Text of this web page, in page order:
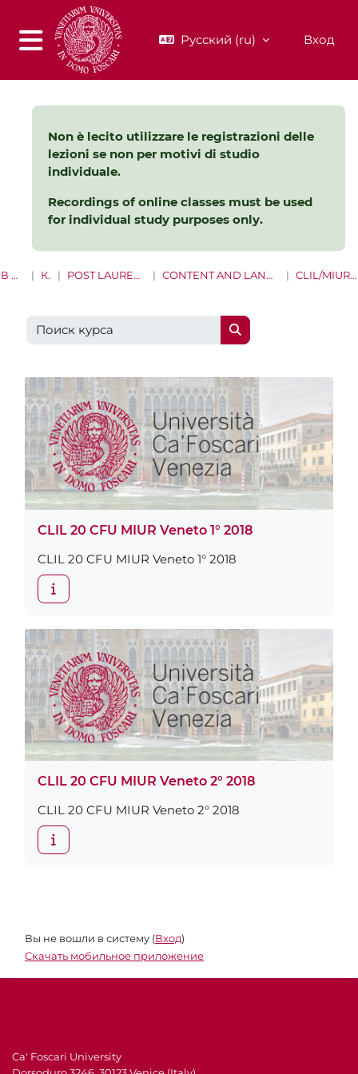
Перейти к основному содержанию
Боковая панель
Русский ‎(ru)‎ Вход
Non è lecito utilizzare le registrazioni delle
lezioni se non per motivi di studio
individuale.
Recordings of online classes must be used
for individual study purposes only.
В НАЧАЛО КУРСЫ POST LAUREAM E LIFE LONG LEARNING CONTENT AND LANGUAGE INTEGRATED LEARNING (CLIL) CLIL/MIUR 20 CFU 2018 VENETO
Поиск курса
Поиск курса
CLIL 20 CFU MIUR Veneto 1° 2018
CLIL 20 CFU MIUR Veneto 1° 2018
CLIL 20 CFU MIUR Veneto 2° 2018
CLIL 20 CFU MIUR Veneto 2° 2018
Вы не вошли в систему (Вход)
Скачать мобильное приложение
Ca' Foscari University